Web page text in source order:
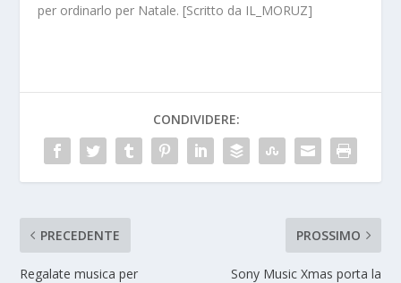
per ordinarlo per Natale. [Scritto da IL_MORUZ]
CONDIVIDERE:
PRECEDENTE
Regalate musica per
PROSSIMO
Sony Music Xmas porta la